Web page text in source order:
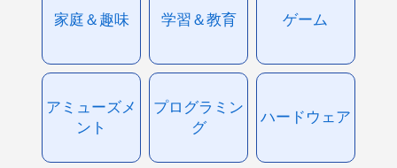
家庭＆趣味 学習＆教育 ゲーム
アミューズメ
ント
プログラミン
グ
ハードウェア